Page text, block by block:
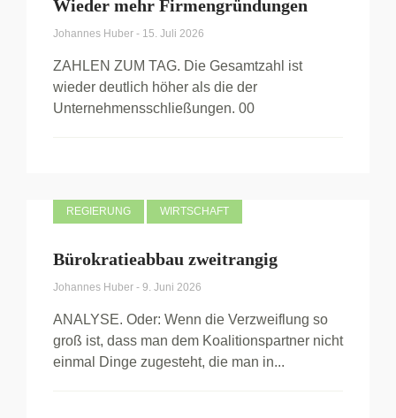
Wieder mehr Firmengründungen
Johannes Huber - 15. Juli 2026
ZAHLEN ZUM TAG. Die Gesamtzahl ist
wieder deutlich höher als die der
Unternehmensschließungen. 00
REGIERUNG WIRTSCHAFT
Bürokratieabbau zweitrangig
Johannes Huber - 9. Juni 2026
ANALYSE. Oder: Wenn die Verzweiflung so
groß ist, dass man dem Koalitionspartner nicht
einmal Dinge zugesteht, die man in...